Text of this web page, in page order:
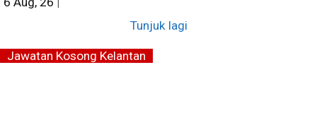
Tunjuk lagi
Jawatan Kosong Kelantan